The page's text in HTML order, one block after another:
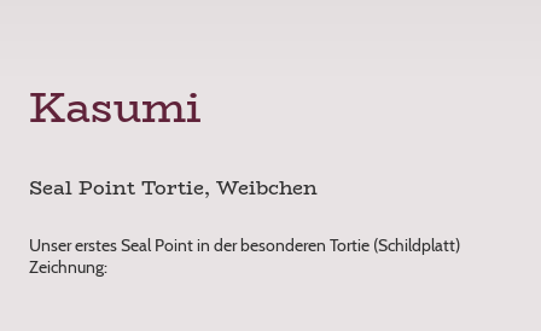
Kasumi
Seal Point Tortie, Weibchen
Unser erstes Seal Point in der besonderen Tortie (Schildplatt)
Zeichnung: